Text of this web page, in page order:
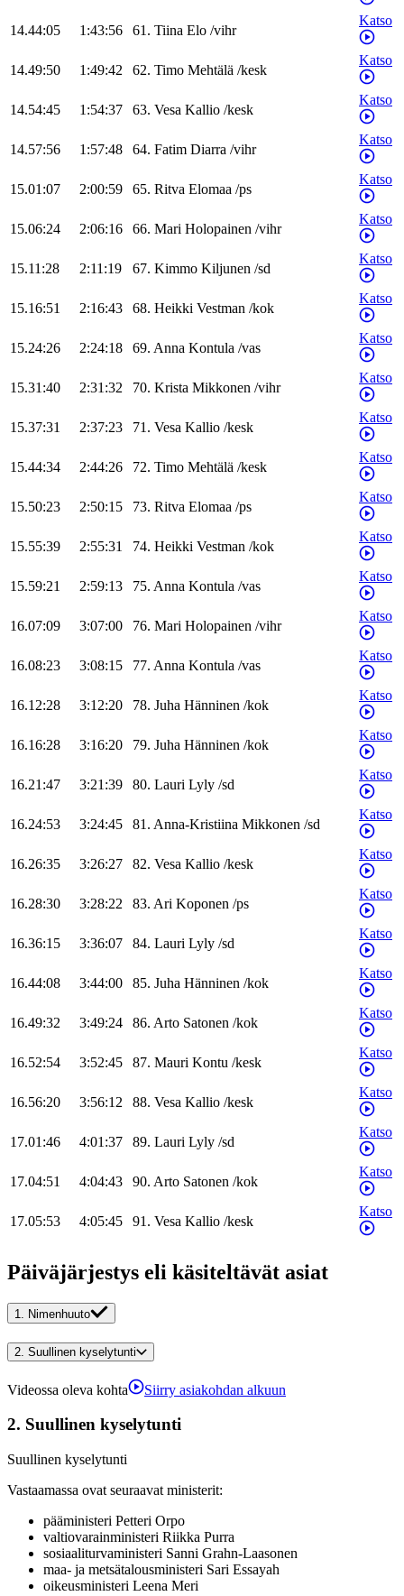
14.44:05 1:43:56 61. Tiina Elo /vihr
Katso
14.49:50 1:49:42 62. Timo Mehtälä /kesk
Katso
14.54:45 1:54:37 63. Vesa Kallio /kesk
Katso
14.57:56 1:57:48 64. Fatim Diarra /vihr
Katso
15.01:07 2:00:59 65. Ritva Elomaa /ps
Katso
15.06:24 2:06:16 66. Mari Holopainen /vihr
Katso
15.11:28 2:11:19 67. Kimmo Kiljunen /sd
Katso
15.16:51 2:16:43 68. Heikki Vestman /kok
Katso
15.24:26 2:24:18 69. Anna Kontula /vas
Katso
15.31:40 2:31:32 70. Krista Mikkonen /vihr
Katso
15.37:31 2:37:23 71. Vesa Kallio /kesk
Katso
15.44:34 2:44:26 72. Timo Mehtälä /kesk
Katso
15.50:23 2:50:15 73. Ritva Elomaa /ps
Katso
15.55:39 2:55:31 74. Heikki Vestman /kok
Katso
15.59:21 2:59:13 75. Anna Kontula /vas
Katso
16.07:09 3:07:00 76. Mari Holopainen /vihr
Katso
16.08:23 3:08:15 77. Anna Kontula /vas
Katso
16.12:28 3:12:20 78. Juha Hänninen /kok
Katso
16.16:28 3:16:20 79. Juha Hänninen /kok
Katso
16.21:47 3:21:39 80. Lauri Lyly /sd
Katso
16.24:53 3:24:45 81. Anna-Kristiina Mikkonen /sd
Katso
16.26:35 3:26:27 82. Vesa Kallio /kesk
Katso
16.28:30 3:28:22 83. Ari Koponen /ps
Katso
16.36:15 3:36:07 84. Lauri Lyly /sd
Katso
16.44:08 3:44:00 85. Juha Hänninen /kok
Katso
16.49:32 3:49:24 86. Arto Satonen /kok
Katso
16.52:54 3:52:45 87. Mauri Kontu /kesk
Katso
16.56:20 3:56:12 88. Vesa Kallio /kesk
Katso
17.01:46 4:01:37 89. Lauri Lyly /sd
Katso
17.04:51 4:04:43 90. Arto Satonen /kok
Katso
17.05:53 4:05:45 91. Vesa Kallio /kesk
Katso
Päiväjärjestys eli käsiteltävät asiat
1. Nimenhuuto
2. Suullinen kyselytunti
Videossa oleva kohta Siirry asiakohdan alkuun
2. Suullinen kyselytunti
Suullinen kyselytunti
Vastaamassa ovat seuraavat ministerit:
pääministeri Petteri Orpo
valtiovarainministeri Riikka Purra
sosiaaliturvaministeri Sanni Grahn-Laasonen
maa- ja metsätalousministeri Sari Essayah
oikeusministeri Leena Meri